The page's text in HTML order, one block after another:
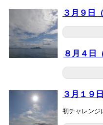
３月９日
８月４日
３月１９
初チャレンジ